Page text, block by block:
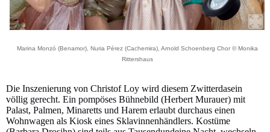
Marina Monzó (Benamor), Nuria Pérez (Cachemira), Arnold Schoenberg Chor © Monika
Rittershaus
Die Inszenierung von Christof Loy wird diesem Zwitterdasein
völlig gerecht. Ein pompöses Bühnebild (Herbert Murauer) mit
Palast, Palmen, Minaretts und Harem erlaubt durchaus einen
Wohnwagen als Kiosk eines Sklavinnenhändlers. Kostüme